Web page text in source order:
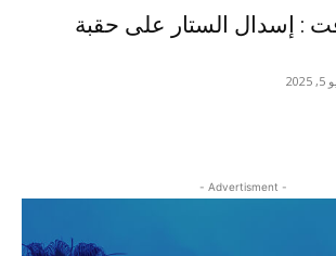
: إسدال الستار على حقبة
- Advertisment -